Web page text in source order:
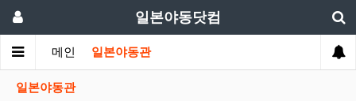
일본야동닷컴
메인 일본야동관
일본야동관